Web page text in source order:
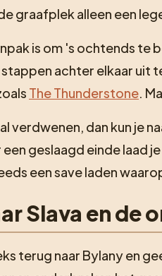
graafplek alleen een
is om 's ochtends te
stappen achter elkaar uit
The Thunderstone .
verdwenen, dan kun je
geslaagd einde laad
een save laden
Slava en
terug naar Bylany en